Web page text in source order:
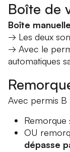
Boîte de
Boîte manuelle
→ Les deux
→ Avec le
automatiques
Avec permis B
Remorque
OU
dépasse